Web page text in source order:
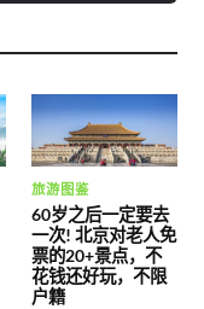
旅游图鉴
60岁之后一定要去
一次! 北京对老人免
票的20+景点，不
花钱还好玩，不限
户籍